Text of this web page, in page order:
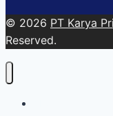
© 2026 PT Karya
Reserved.